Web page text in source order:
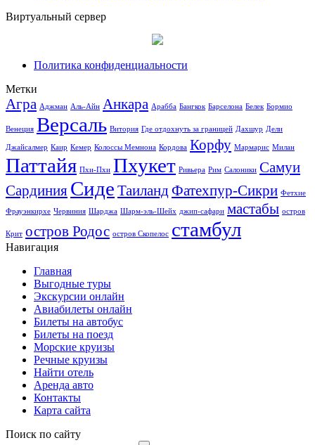
Виртуальный сервер
Политика конфиденциальности
Метки
Агра Аджман Аль-Айн Анкара Арабба Бангкок Барселона Белек Бормио
Венеция Версаль Витория Где отдохнуть за границей Дахшур Дели
Джайсалмер Каир Кемер Колоссы Мемнона Кордова Корфу Мармарис Милан
Паттайя Пхи-Пхи Пхукет Ривьера Рим Салоники Самуи
Сардиния Сиде ТаиландФатехпур-Сикри Фетхие
Фрауэнкирхе Червиния Шарджа Шарм-эль-Шейх джип-сафари мастабы остров
Крит остров Родос остров Скопелос стамбул
Навигация
Главная
Выгодные туры
Экскурсии онлайн
Авиабилеты онлайн
Билеты на автобус
Билеты на поезд
Морские круизы
Речные круизы
Найти отель
Аренда авто
Контакты
Карта сайта
Поиск по сайту